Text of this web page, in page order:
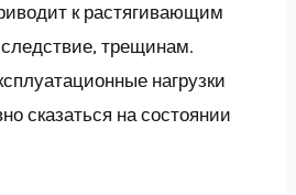
к растягивающим
трещинам.
нагрузки
сказаться на состоянии